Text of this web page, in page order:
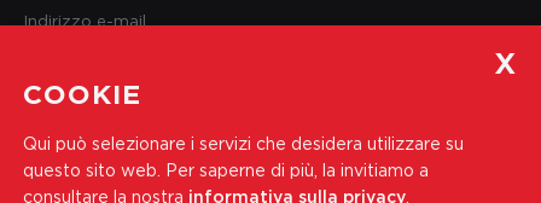
Indirizzo e-mail
Iscriviti
Accetto iInformativa sulla privacy
COOKIE
Qui può selezionare i servizi che desidera utilizzare su
questo sito web. Per saperne di più, la invitiamo a
consultare la nostra informativa sulla privacy